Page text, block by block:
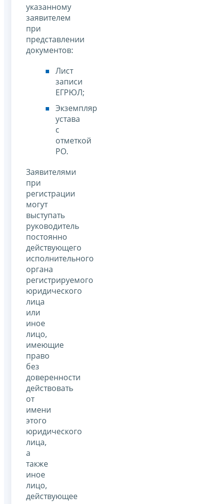
указанному
заявителем
при
представлении
документов:
Лист
записи
ЕГРЮЛ;
Экземпляр
устава
с
отметкой
РО.
Заявителями
при
регистрации
могут
выступать
руководитель
постоянно
действующего
исполнительного
органа
регистрируемого
юридического
лица
или
иное
лицо,
имеющие
право
без
доверенности
действовать
от
имени
этого
юридического
лица,
а
также
иное
лицо,
действующее